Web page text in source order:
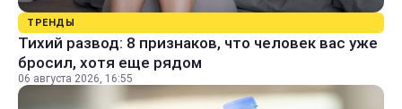
ТРЕНДЫ
Тихий развод: 8 признаков, что человек вас уже
бросил, хотя еще рядом
06 августа 2026, 16:55